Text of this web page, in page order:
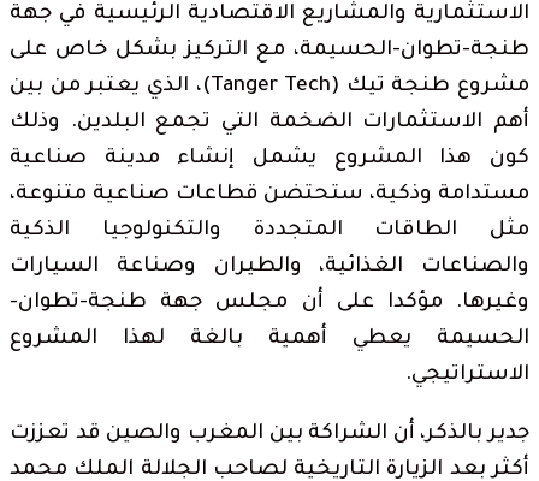
الاستثمارية والمشاريع الاقتصادية الرئيسية في جهة
طنجة-تطوان-الحسيمة، مع التركيز بشكل خاص على
مشروع طنجة تيك (Tanger Tech)، الذي يعتبر من بين
أهم الاستثمارات الضخمة التي تجمع البلدين. وذلك
كون هذا المشروع يشمل إنشاء مدينة صناعية
مستدامة وذكية، ستحتضن قطاعات صناعية متنوعة،
مثل الطاقات المتجددة والتكنولوجيا الذكية
والصناعات الغذائية، والطيران وصناعة السيارات
وغيرها. مؤكدا على أن مجلس جهة طنجة-تطوان-
الحسيمة يعطي أهمية بالغة لهذا المشروع
الاستراتيجي.
جدير بالذكر، أن الشراكة بين المغرب والصين قد تعززت
أكثر بعد الزيارة التاريخية لصاحب الجلالة الملك محمد